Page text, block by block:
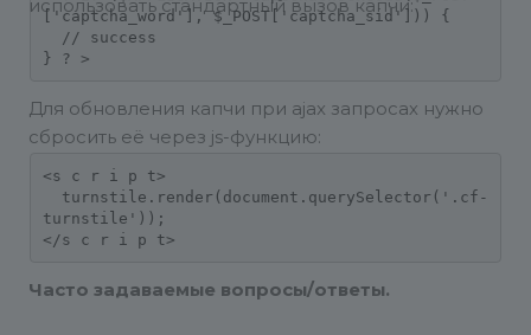
использовать стандартный вызов капчи:
['captcha_word'], $_POST['captcha_sid'])) {
// success
} ? >
Для обновления капчи при ajax запросах нужно
сбросить её через js-функцию:
<s c r i p t>
turnstile.render(document.querySelector('.cf-
turnstile'));
</s c r i p t>
Часто задаваемые вопросы/ответы.